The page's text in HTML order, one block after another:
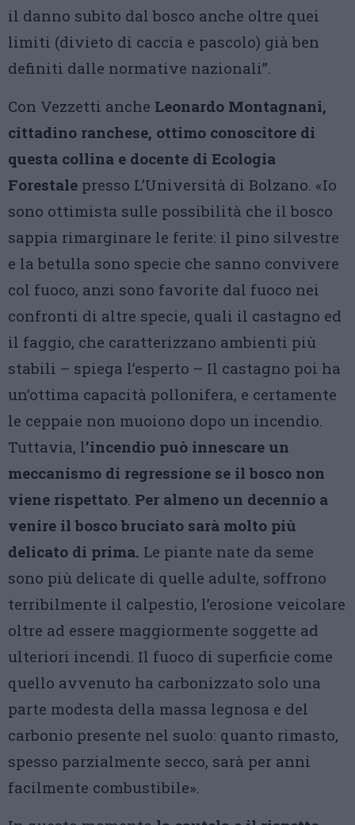
il danno subìto dal bosco anche oltre quei
limiti (divieto di caccia e pascolo) già ben
definiti dalle normative nazionali”.
Con Vezzetti anche Leonardo Montagnani,
cittadino ranchese, ottimo conoscitore di
questa collina e docente di Ecologia
Forestale presso L’Università di Bolzano. «Io
sono ottimista sulle possibilità che il bosco
sappia rimarginare le ferite: il pino silvestre
e la betulla sono specie che sanno convivere
col fuoco, anzi sono favorite dal fuoco nei
confronti di altre specie, quali il castagno ed
il faggio, che caratterizzano ambienti più
stabili – spiega l’esperto – Il castagno poi ha
un’ottima capacità pollonifera, e certamente
le ceppaie non muoiono dopo un incendio.
Tuttavia, l’incendio può innescare un
meccanismo di regressione se il bosco non
viene rispettato. Per almeno un decennio a
venire il bosco bruciato sarà molto più
delicato di prima. Le piante nate da seme
sono più delicate di quelle adulte, soffrono
terribilmente il calpestio, l’erosione veicolare
oltre ad essere maggiormente soggette ad
ulteriori incendi. Il fuoco di superficie come
quello avvenuto ha carbonizzato solo una
parte modesta della massa legnosa e del
carbonio presente nel suolo: quanto rimasto,
spesso parzialmente secco, sarà per anni
facilmente combustibile».